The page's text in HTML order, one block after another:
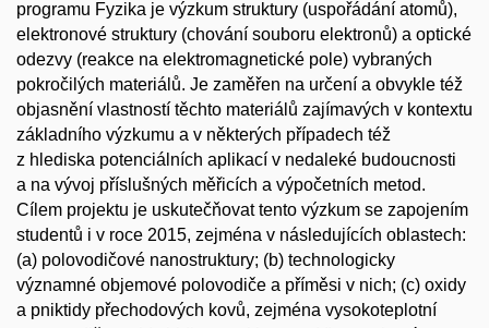
programu Fyzika je výzkum struktury (uspořádání atomů),
elektronové struktury (chování souboru elektronů) a optické
odezvy (reakce na elektromagnetické pole) vybraných
pokročilých materiálů. Je zaměřen na určení a obvykle též
objasnění vlastností těchto materiálů zajímavých v kontextu
základního výzkumu a v některých případech též
z hlediska potenciálních aplikací v nedaleké budoucnosti
a na vývoj příslušných měřicích a výpočetních metod.
Cílem projektu je uskutečňovat tento výzkum se zapojením
studentů i v roce 2015, zejména v následujících oblastech:
(a) polovodičové nanostruktury; (b) technologicky
významné objemové polovodiče a příměsi v nich; (c) oxidy
a pniktidy přechodových kovů, zejména vysokoteplotní